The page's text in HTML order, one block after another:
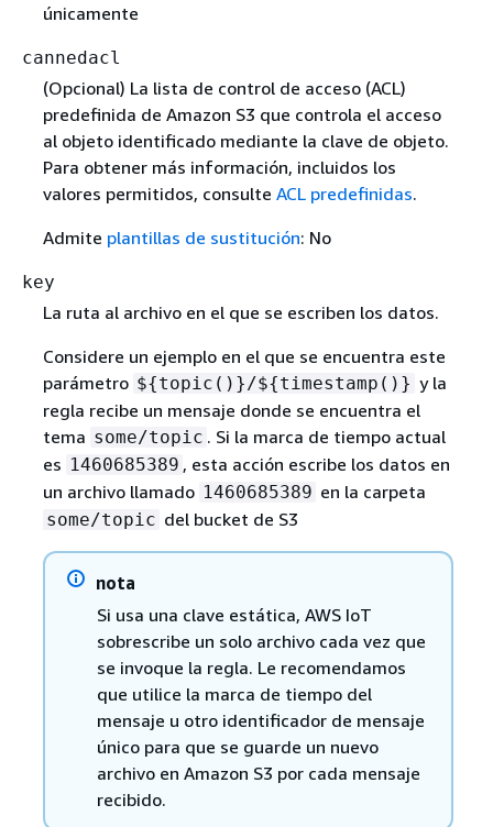
únicamente
cannedacl
(Opcional) La lista de control de acceso (ACL)
predefinida de Amazon S3 que controla el acceso
al objeto identificado mediante la clave de objeto.
Para obtener más información, incluidos los
valores permitidos, consulte ACL predefinidas.
Admite plantillas de sustitución: No
key
La ruta al archivo en el que se escriben los datos.
Considere un ejemplo en el que se encuentra este
parámetro ${topic()}/${timestamp()} y la
regla recibe un mensaje donde se encuentra el
tema some/topic . Si la marca de tiempo actual
es 1460685389 , esta acción escribe los datos en
un archivo llamado 1460685389 en la carpeta
some/topic del bucket de S3
nota
Si usa una clave estática, AWS IoT
sobrescribe un solo archivo cada vez que
se invoque la regla. Le recomendamos
que utilice la marca de tiempo del
mensaje u otro identificador de mensaje
único para que se guarde un nuevo
archivo en Amazon S3 por cada mensaje
recibido.